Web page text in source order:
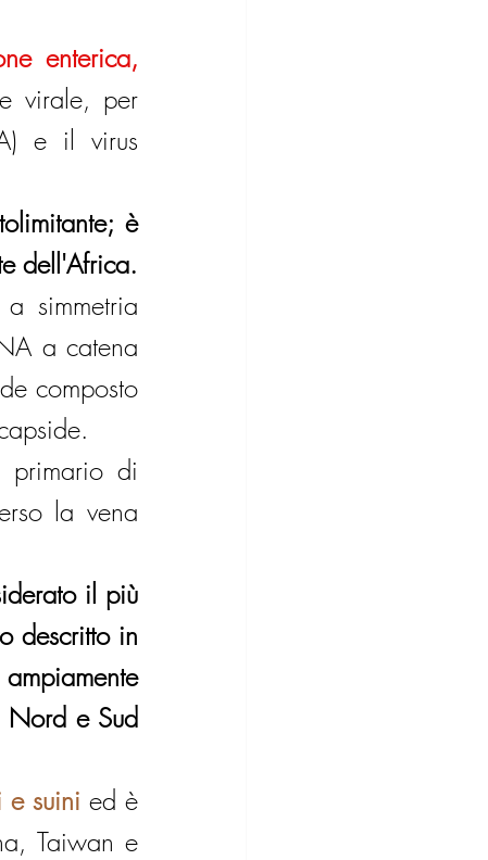
enterica,
virale, per
e il virus
è
dell'Africa.
simmetria
a catena
composto
primario di
la vena
il più
descritto in
Nord e Sud
e suini ed è
Taiwan e